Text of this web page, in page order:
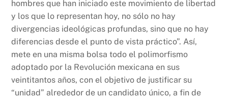
hombres que han iniciado este movimiento de libertad
y los que lo representan hoy, no sólo no hay
divergencias ideológicas profundas, sino que no hay
diferencias desde el punto de vista práctico”. Así,
mete en una misma bolsa todo el polimorfismo
adoptado por la Revolución mexicana en sus
veintitantos años, con el objetivo de justificar su
“unidad” alrededor de un candidato único, a fin de